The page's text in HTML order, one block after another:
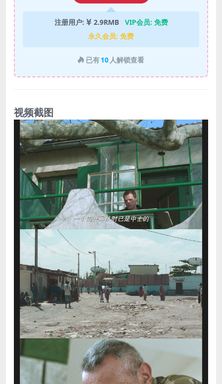
注册用户: 2.9RMB VIP会员: 免费
永久会员: 免费
已有10 人解锁查看
视频截图